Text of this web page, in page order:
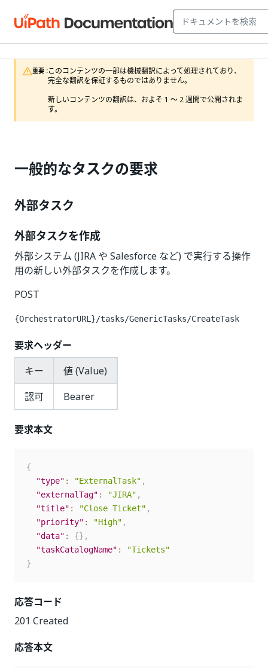
重要 :このコンテンツの一部は機械翻訳によって処理されており、
完全な翻訳を保証するものではありません。
新しいコンテンツの翻訳は、およそ 1 ～ 2 週間で公開されま
す。
一般的なタスクの要求
外部タスク
外部タスクを作成
外部システム (JIRA や Salesforce など) で実行する操作
用の新しい外部タスクを作成します。
POST
{OrchestratorURL}/tasks/GenericTasks/CreateTask
要求ヘッダー
キー
値 (Value)
認可
Bearer
要求本文
{
"type" : "ExternalTask" ,
"externalTag" : "JIRA" ,
"title" : "Close Ticket" ,
"priority" : "High" ,
"data" : {} ,
"taskCatalogName" :
"Tickets"
}
応答コード
201 Created
応答本文